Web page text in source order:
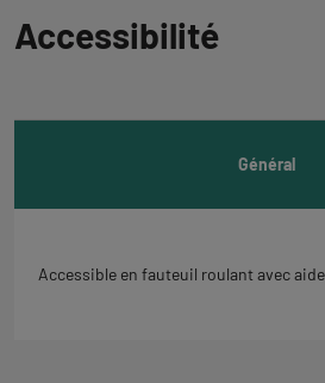
à
Accessibilité
Général
Accessible en fauteuil roulant avec aide